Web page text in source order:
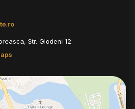
Str. Glodeni 12